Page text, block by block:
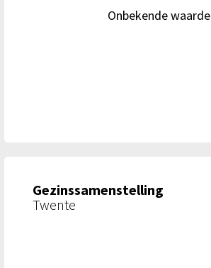
Onbekende waarde
Gezinssamenstelling
Twente